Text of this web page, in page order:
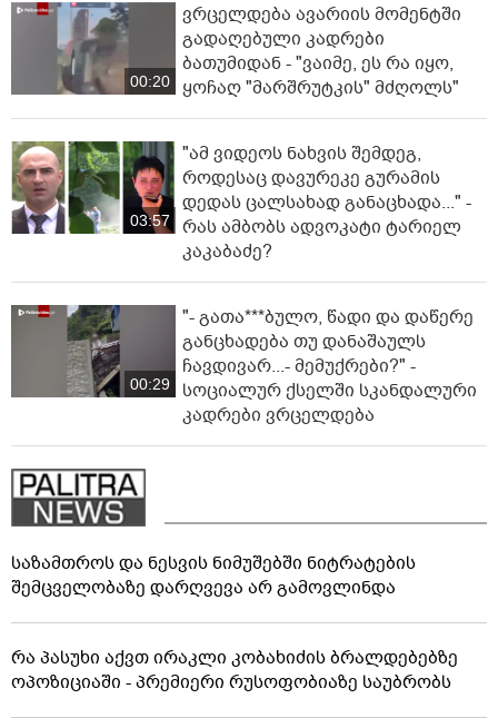
00:20
ვრცელდება ავარიის მომენტში
გადაღებული კადრები
ბათუმიდან - "ვაიმე, ეს რა იყო,
ყოჩაღ "მარშრუტკის" მძღოლს"
03:57
"ამ ვიდეოს ნახვის შემდეგ,
როდესაც დავურეკე გურამის
დედას ცალსახად განაცხადა..." -
რას ამბობს ადვოკატი ტარიელ
კაკაბაძე?
00:29
"- გათა***ბულო, წადი და დაწერე
განცხადება თუ დანაშაულს
ჩავდივარ...- მემუქრები?" -
სოციალურ ქსელში სკანდალური
კადრები ვრცელდება
საზამთროს და ნესვის ნიმუშებში ნიტრატების
შემცველობაზე დარღვევა არ გამოვლინდა
რა პასუხი აქვთ ირაკლი კობახიძის ბრალდებებზე
ოპოზიციაში - პრემიერი რუსოფობიაზე საუბრობს